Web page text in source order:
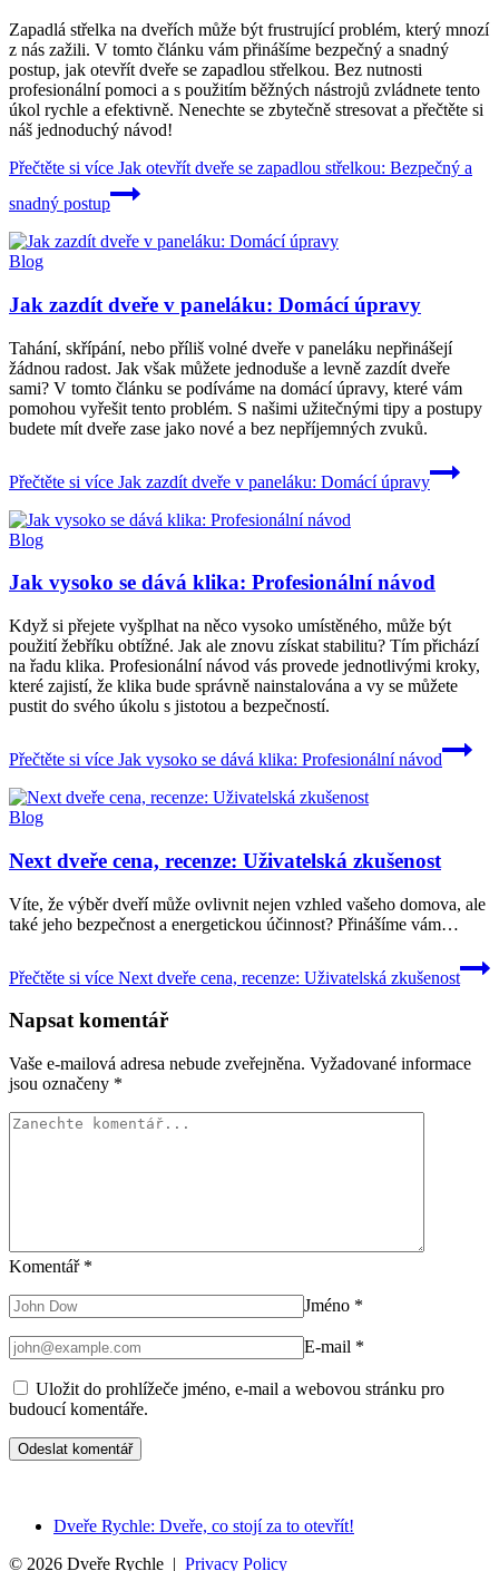
Zapadlá střelka na dveřích může být frustrující problém, který mnozí
z nás zažili. V tomto článku vám přinášíme bezpečný a snadný
postup, jak otevřít dveře se zapadlou střelkou. Bez nutnosti
profesionální pomoci a s použitím běžných nástrojů zvládnete tento
úkol rychle a efektivně. Nenechte se zbytečně stresovat a přečtěte si
náš jednoduchý návod!
Přečtěte si více Jak otevřít dveře se zapadlou střelkou: Bezpečný a
snadný postup
Blog
Jak zazdít dveře v paneláku: Domácí úpravy
Tahání, skřípání, nebo příliš volné dveře v paneláku nepřinášejí
žádnou radost. Jak však můžete jednoduše a levně zazdít dveře
sami? V tomto článku se podíváme na domácí úpravy, které vám
pomohou vyřešit tento problém. S našimi užitečnými tipy a postupy
budete mít dveře zase jako nové a bez nepříjemných zvuků.
Přečtěte si více Jak zazdít dveře v paneláku: Domácí úpravy
Blog
Jak vysoko se dává klika: Profesionální návod
Když si přejete vyšplhat na něco vysoko umístěného, může být
použití žebříku obtížné. Jak ale znovu získat stabilitu? Tím přichází
na řadu klika. Profesionální návod vás provede jednotlivými kroky,
které zajistí, že klika bude správně nainstalována a vy se můžete
pustit do svého úkolu s jistotou a bezpečností.
Přečtěte si více Jak vysoko se dává klika: Profesionální návod
Blog
Next dveře cena, recenze: Uživatelská zkušenost
Víte, že výběr dveří může ovlivnit nejen vzhled vašeho domova, ale
také jeho bezpečnost a energetickou účinnost? Přinášíme vám…
Přečtěte si více Next dveře cena, recenze: Uživatelská zkušenost
Napsat komentář
Vaše e-mailová adresa nebude zveřejněna. Vyžadované informace
jsou označeny *
Komentář *
Jméno *
E-mail *
Uložit do prohlížeče jméno, e-mail a webovou stránku pro
budoucí komentáře.
Dveře Rychle: Dveře, co stojí za to otevřít!
© 2026 Dveře Rychle | Privacy Policy